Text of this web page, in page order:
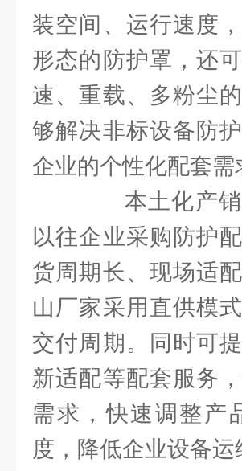
装空间、运行速度
形态的防护罩，还
速、重载、多粉尘
够解决非标设备防
企业的个性化配套需
本土化产销
以往企业采购防护
货周期长、现场适
山厂家采用直供模
交付周期。同时可
新适配等配套服务
需求，快速调整产
度，降低企业设备运